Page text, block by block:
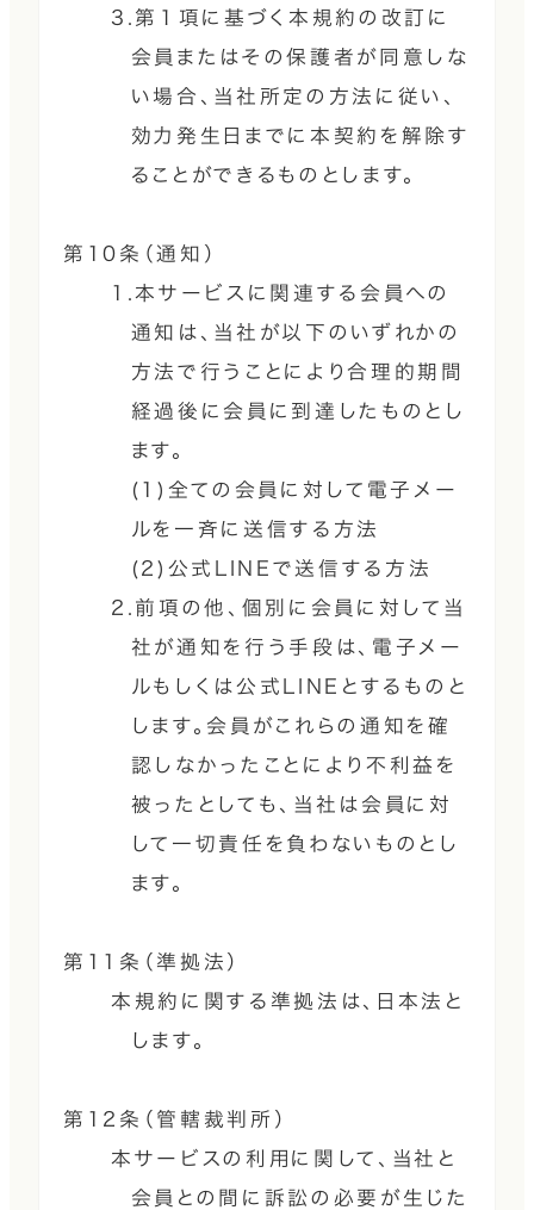
3.第１項に基づく本規約の改訂に
会員またはその保護者が同意しな
い場合、当社所定の方法に従い、
効力発生日までに本契約を解除す
ることができるものとします。
第10条（通知）
1.本サービスに関連する会員への
通知は、当社が以下のいずれかの
方法で行うことにより合理的期間
経過後に会員に到達したものとし
ます。
(1)全ての会員に対して電子メー
ルを一斉に送信する方法
(2)公式LINEで送信する方法
2.前項の他、個別に会員に対して当
社が通知を行う手段は、電子メー
ルもしくは公式LINEとするものと
します。会員がこれらの通知を確
認しなかったことにより不利益を
被ったとしても、当社は会員に対
して一切責任を負わないものとし
ます。
第11条（準拠法）
本規約に関する準拠法は、日本法と
します。
第12条（管轄裁判所）
本サービスの利用に関して、当社と
会員との間に訴訟の必要が生じた